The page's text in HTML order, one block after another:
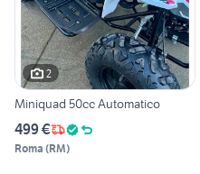
2
Miniquad 50cc Automatico
499 €
Roma (RM)